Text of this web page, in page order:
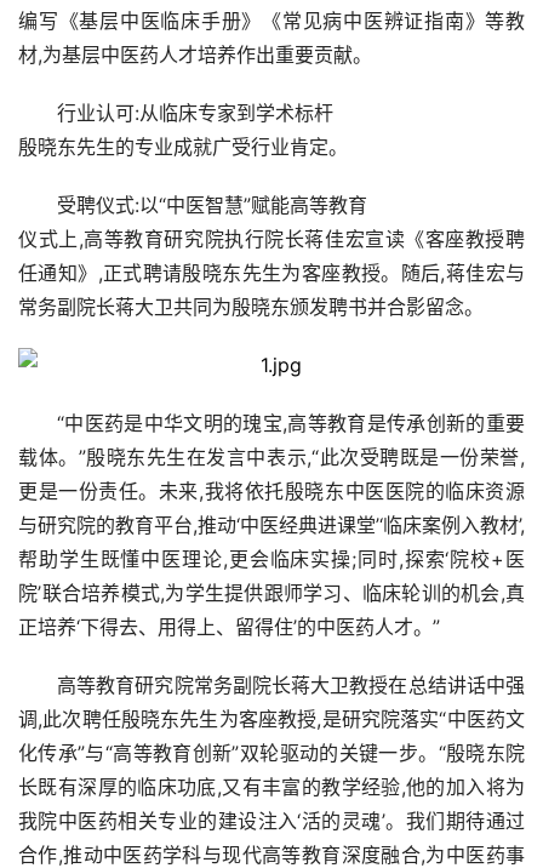
编写《基层中医临床手册》《常见病中医辨证指南》等教
材,为基层中医药人才培养作出重要贡献。
行业认可:从临床专家到学术标杆
殷晓东先生的专业成就广受行业肯定。
受聘仪式:以“中医智慧”赋能高等教育
仪式上,高等教育研究院执行院长蒋佳宏宣读《客座教授聘
任通知》,正式聘请殷晓东先生为客座教授。随后,蒋佳宏与
常务副院长蒋大卫共同为殷晓东颁发聘书并合影留念。
“中医药是中华文明的瑰宝,高等教育是传承创新的重要
载体。”殷晓东先生在发言中表示,“此次受聘既是一份荣誉,
更是一份责任。未来,我将依托殷晓东中医医院的临床资源
与研究院的教育平台,推动‘中医经典进课堂’‘临床案例入教材’,
帮助学生既懂中医理论,更会临床实操;同时,探索‘院校+医
院’联合培养模式,为学生提供跟师学习、临床轮训的机会,真
正培养‘下得去、用得上、留得住’的中医药人才。”
高等教育研究院常务副院长蒋大卫教授在总结讲话中强
调,此次聘任殷晓东先生为客座教授,是研究院落实“中医药文
化传承”与“高等教育创新”双轮驱动的关键一步。“殷晓东院
长既有深厚的临床功底,又有丰富的教学经验,他的加入将为
我院中医药相关专业的建设注入‘活的灵魂’。我们期待通过
合作,推动中医药学科与现代高等教育深度融合,为中医药事